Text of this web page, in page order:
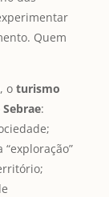
Quem
, o turismo
Sebrae: